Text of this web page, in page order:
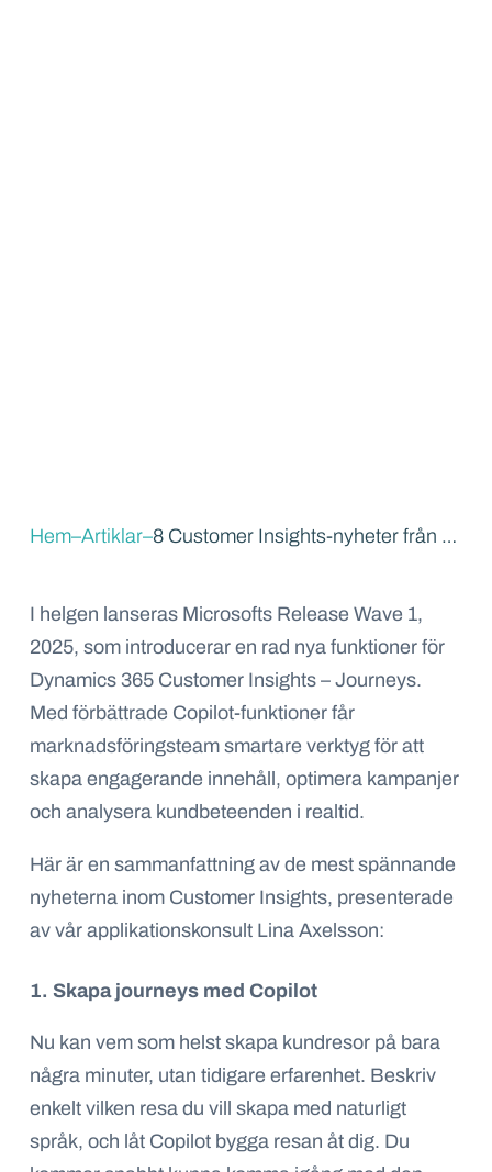
Hem–Artiklar– 8 Customer Insights-nyheter från Microsoft Release Wave 1, 2025.
I helgen lanseras Microsofts Release Wave 1,
2025, som introducerar en rad nya funktioner för
Dynamics 365 Customer Insights – Journeys.
Med förbättrade Copilot-funktioner får
marknadsföringsteam smartare verktyg för att
skapa engagerande innehåll, optimera kampanjer
och analysera kundbeteenden i realtid.
Här är en sammanfattning av de mest spännande
nyheterna inom Customer Insights, presenterade
av vår applikationskonsult Lina Axelsson:
1. Skapa journeys med Copilot
Nu kan vem som helst skapa kundresor på bara
några minuter, utan tidigare erfarenhet. Beskriv
enkelt vilken resa du vill skapa med naturligt
språk, och låt Copilot bygga resan åt dig. Du